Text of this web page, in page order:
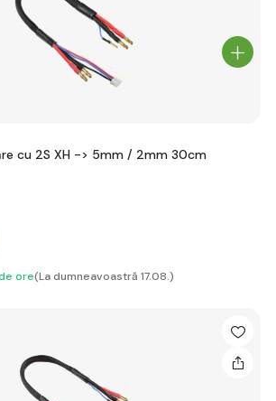
cu 2S XH -> 5mm / 2mm 30cm
ore(La dumneavoastră 17.08.)